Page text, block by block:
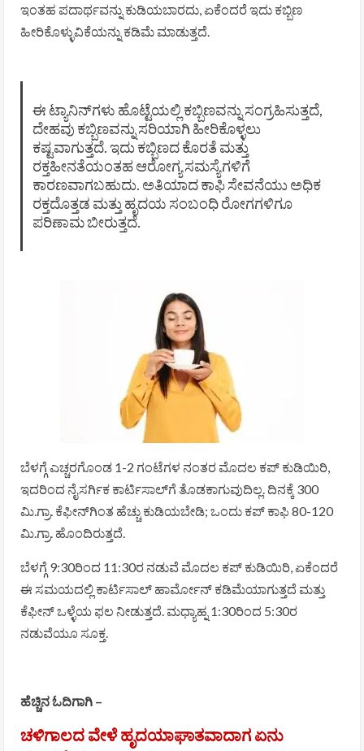
ಇಂತಹ ಪದಾರ್ಥವನ್ನು ಕುಡಿಯಬಾರದು, ಏಕೆಂದರೆ ಇದು ಕಬ್ಬಿಣ
ಹೀರಿಕೊಳ್ಳುವಿಕೆಯನ್ನು ಕಡಿಮೆ ಮಾಡುತ್ತದೆ.
ಈ ಟ್ಯಾನಿನ್‌ಗಳು ಹೊಟ್ಟೆಯಲ್ಲಿ ಕಬ್ಬಿಣವನ್ನು ಸಂಗ್ರಹಿಸುತ್ತದೆ,
ದೇಹವು ಕಬ್ಬಿಣವನ್ನು ಸರಿಯಾಗಿ ಹೀರಿಕೊಳ್ಳಲು
ಕಷ್ಟವಾಗುತ್ತದೆ. ಇದು ಕಬ್ಬಿಣದ ಕೊರತೆ ಮತ್ತು
ರಕ್ತಹೀನತೆಯಂತಹ ಆರೋಗ್ಯ ಸಮಸ್ಯೆಗಳಿಗೆ
ಕಾರಣವಾಗಬಹುದು. ಅತಿಯಾದ ಕಾಫಿ ಸೇವನೆಯು ಅಧಿಕ
ರಕ್ತದೊತ್ತಡ ಮತ್ತು ಹೃದಯ ಸಂಬಂಧಿ ರೋಗಗಳಿಗೂ
ಪರಿಣಾಮ ಬೀರುತ್ತದೆ.
ಬೆಳಗ್ಗೆ ಎಚ್ಚರಗೊಂಡ 1-2 ಗಂಟೆಗಳ ನಂತರ ಮೊದಲ ಕಪ್ ಕುಡಿಯಿರಿ,
ಇದರಿಂದ ನೈಸರ್ಗಿಕ ಕಾರ್ಟಿಸಾಲ್‌ಗೆ ತೊಡಕಾಗುವುದಿಲ್ಲ. ದಿನಕ್ಕೆ 300
ಮಿ.ಗ್ರಾ. ಕೆಫೀನ್‌ಗಿಂತ ಹೆಚ್ಚು ಕುಡಿಯಬೇಡಿ; ಒಂದು ಕಪ್ ಕಾಫಿ 80-120
ಮಿ.ಗ್ರಾ. ಹೊಂದಿರುತ್ತದೆ.
ಬೆಳಗ್ಗೆ 9:30ರಿಂದ 11:30ರ ನಡುವೆ ಮೊದಲ ಕಪ್ ಕುಡಿಯಿರಿ, ಏಕೆಂದರೆ
ಈ ಸಮಯದಲ್ಲಿ ಕಾರ್ಟಿಸಾಲ್ ಹಾರ್ಮೋನ್ ಕಡಿಮೆಯಾಗುತ್ತದೆ ಮತ್ತು
ಕೆಫೀನ್ ಒಳ್ಳೆಯ ಫಲ ನೀಡುತ್ತದೆ. ಮಧ್ಯಾಹ್ನ 1:30ರಿಂದ 5:30ರ
ನಡುವೆಯೂ ಸೂಕ್ತ.
ಹೆಚ್ಚಿನ ಓದಿಗಾಗಿ –
ಚಳಿಗಾಲದ ವೇಳೆ ಹೃದಯಾಘಾತವಾದಾಗ ಏನು